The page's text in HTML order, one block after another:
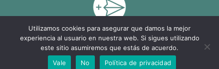
TWEET
Utilizamos cookies para asegurar que damos la mejor
experiencia al usuario en nuestra web. Si sigues utilizando
este sitio asumiremos que estás de acuerdo.
Vale
No Política de privacidad